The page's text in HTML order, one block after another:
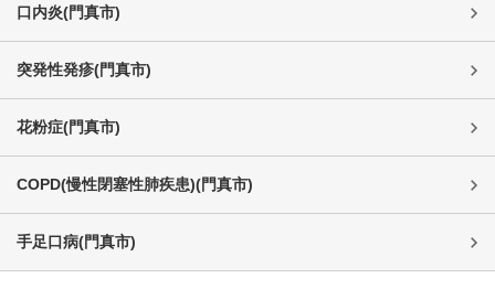
口内炎(門真市)
突発性発疹(門真市)
花粉症(門真市)
COPD(慢性閉塞性肺疾患)(門真市)
手足口病(門真市)